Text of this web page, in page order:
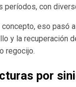
períodos, con
concepto, eso pasó
y la recuperación
regocijo.
por